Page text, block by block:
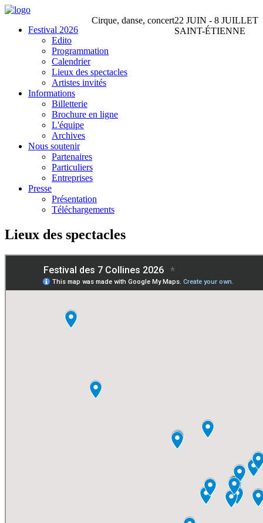
22 JUIN - 8 JUILLET
SAINT-ÉTIENNE
Cirque, danse, concert
Festival 2026
Edito
Programmation
Calendrier
Lieux des spectacles
Artistes invités
Informations
Billetterie
Brochure en ligne
L'équipe
Archives
Nous soutenir
Partenaires
Particuliers
Entreprises
Presse
Présentation
Téléchargements
Lieux des spectacles